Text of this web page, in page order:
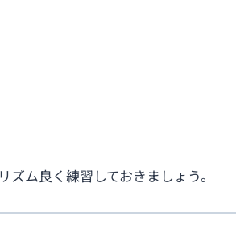
ム良く練習しておきましょう。